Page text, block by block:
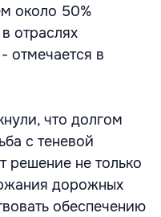
около 50%
отраслях
отмечается в
что долгом
с теневой
решение не только
дорожных
обеспечению